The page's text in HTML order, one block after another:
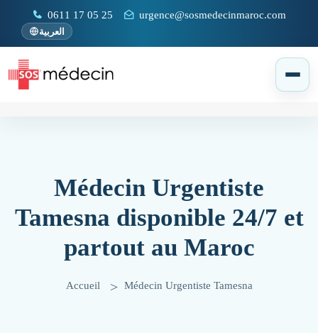
0611 17 05 25 urgence@sosmedecinmaroc.com
العربية
Médecin Urgentiste
Tamesna disponible 24/7 et
partout au Maroc
Accueil Médecin Urgentiste Tamesna